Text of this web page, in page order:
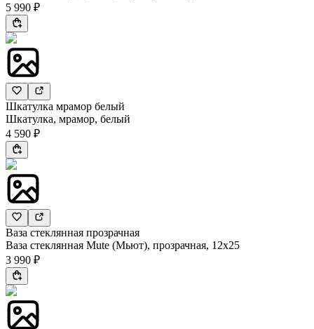
5 990 ₽
Шкатулка мрамор белый
Шкатулка, мрамор, белый
4 590 ₽
Ваза стеклянная прозрачная
Ваза стеклянная Mute (Мьют), прозрачная, 12х25
3 990 ₽